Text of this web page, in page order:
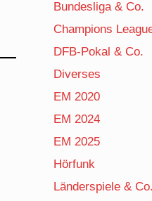
Bundesliga & Co.
Champions
DFB-Pokal & Co.
Diverses
EM 2020
EM 2024
EM 2025
Hörfunk
Länderspiele & Co.